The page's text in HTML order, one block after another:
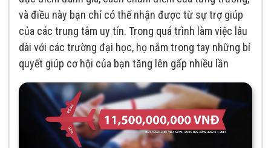
và điều này bạn chỉ có thể nhận được từ sự trợ giúp
của các trung tâm uy tín. Trong quá trình làm việc lâu
dài với các trường đại học, họ nắm trong tay những bí
quyết giúp cơ hội của bạn tăng lên gấp nhiều lần